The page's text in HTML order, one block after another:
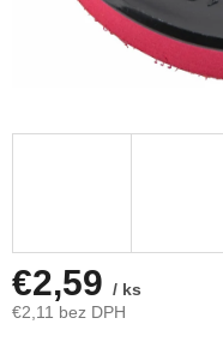
€2,59 / ks
€2,11 bez DPH